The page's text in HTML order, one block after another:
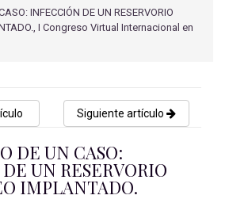
INFECCIÓN DE UN RESERVORIO
I Congreso Virtual Internacional en
Siguiente artículo
DE UN CASO:
UN RESERVORIO
IMPLANTADO.